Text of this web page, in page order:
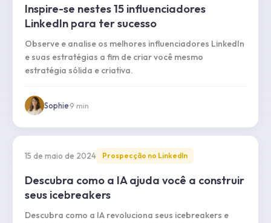
Inspire-se nestes 15 influenciadores
LinkedIn para ter sucesso
Observe e analise os melhores influenciadores LinkedIn
e suas estratégias a fim de criar você mesmo
estratégia sólida e criativa.
Sophie·9 min
15 de maio de 2024 Prospecção no LinkedIn
Descubra como a IA ajuda você a construir
seus icebreakers
Descubra como a IA revoluciona seus icebreakers e